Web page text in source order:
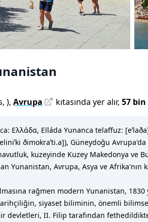
, ), Avrupa kıtasında yer alır, 57 bin
Ελλάδα, Elláda Yunanca telaffuz:
ðimokraˈti.a]), Güneydoğu
kuzeyinde Kuzey Makedonya
Yunanistan, Avrupa, Asya ve
rağmen modern Yunanistan,
tarihçiliğin, siyaset biliminin, önemli
devletleri, II. Filip tarafından